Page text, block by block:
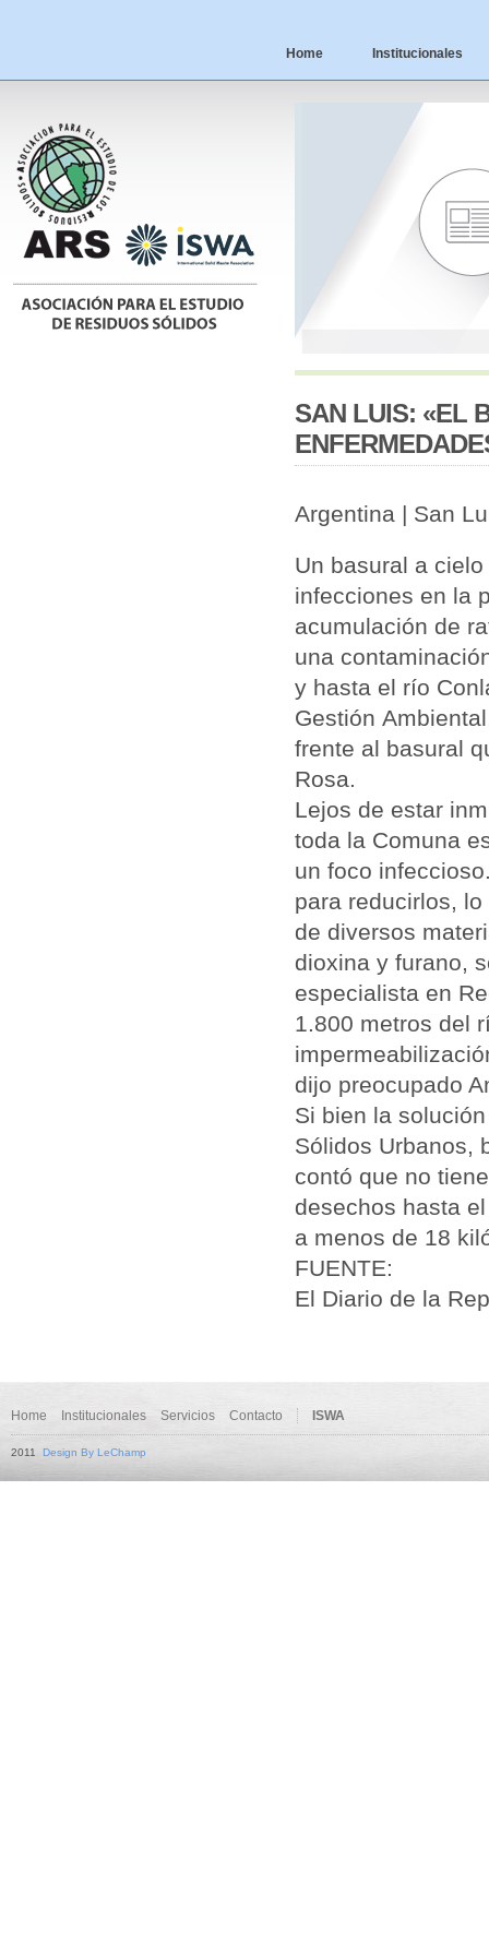
Home Institucionales
SAN LUIS: «EL
Argentina | San
Un basural a
infecciones en la
acumulación de
una
y hasta el río
Gestión Ambiental
frente al basural
Rosa.
Lejos de estar
toda la Comuna
un foco
para reducirlos,
de diversos
dioxina y furano,
especialista en
1.800 metros del
dijo preocupado
Si bien la
Sólidos Urbanos,
contó que no
desechos hasta
a menos de 18
FUENTE:
El Diario de la
Home Institucionales Servicios Contacto ISWA
2011 Design By LeChamp